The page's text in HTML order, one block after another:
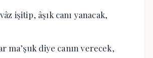
işitip, âşık canı yanacak,
ma’şuk diye canın verecek,